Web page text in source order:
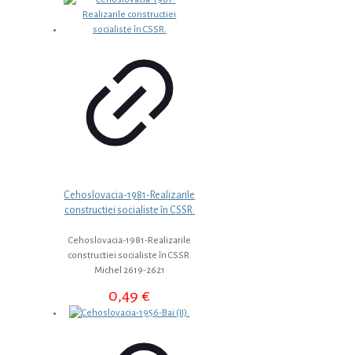
Cehoslovacia-1981-Realizarile
constructiei socialiste în CSSR.
Cehoslovacia-1981-Realizarile
constructiei socialiste în CSSR.
Michel 2619-2621
0,49€